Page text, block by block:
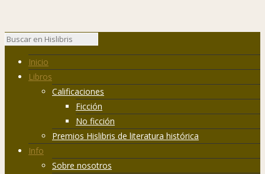
Inicio
Libros
Calificaciones
Ficción
No ficción
Premios Hislibris de literatura histórica
Info
Sobre nosotros